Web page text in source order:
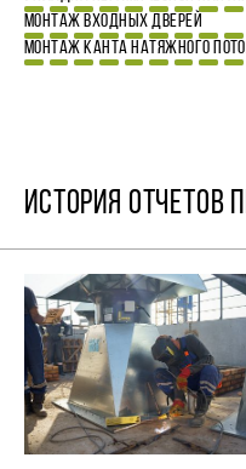
МОНТАЖ ВХОДНЫХ ДВЕРЕЙ
МОНТАЖ КАНТА НАТЯЖНОГО
ИСТОРИЯ ОТЧЕТОВ